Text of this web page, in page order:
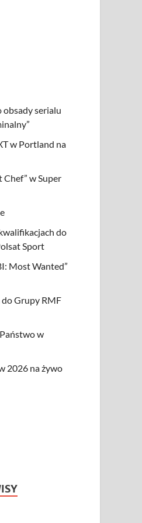
obsady serialu
w Portland na
w Super
do
Sport
Most Wanted”
do Grupy RMF
w
2026 na żywo